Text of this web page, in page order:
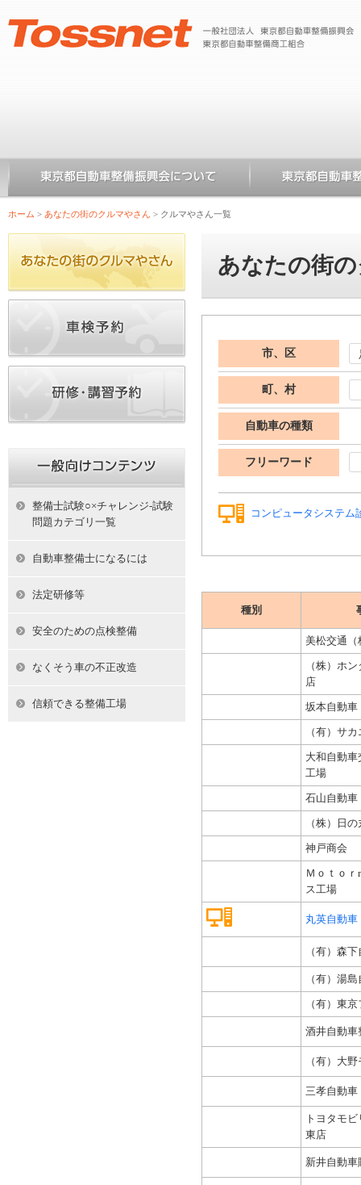
ホーム > あなたの街のクルマやさん > クルマやさん一覧
あなたの街
市、区
町、村
自動車の種類
フリーワード
コンピュータシステム
種別
美松交通（
（株）ホ
店
坂本自動車
（有）サ
大和自動
工場
石山自動車
（株）日
神戸商会
Ｍｏｔｏｒ
ス工場
丸英自動車
（有）森
（有）湯
（有）東
酒井自動車
（有）大
三孝自動車
トヨタモ
東店
新井自動
整備士試験○×チャレンジ-試験
問題カテゴリ一覧
自動車整備士になるには
法定研修等
安全のための点検整備
なくそう車の不正改造
信頼できる整備工場